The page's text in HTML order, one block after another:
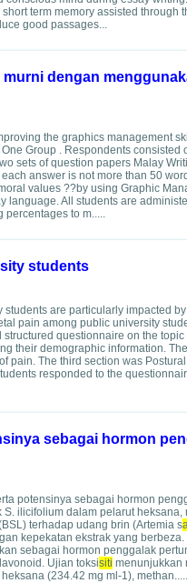
term memory assisted through
good passages...
dengan
the graphics management
Group . Respondents consisted
sets of question papers Malay
answer is not more than 50
values ??by using Graphic
language. All students are
percentages to m.....
students
are particularly impacted
pain among public university
questionnaire on the topic
their demographic information.
pain. The third section was
responded to the
sebagai hormon
potensinya sebagai hormon
ilicifolium dalam pelarut heksana,
terhadap udang brin (Artemia s
kepekatan ekstrak yang berbeza.
sebagai hormon penggalak
Ujian toksisiti menunjukkan
(234.42 mg ml-1), methan.....